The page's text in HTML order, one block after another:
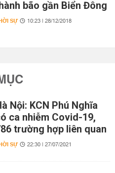
bão gần Biển Đông
SỰ 10:23 | 28/12/2018
Nội: KCN Phú Nghĩa
ca nhiễm Covid-19,
trường hợp liên quan
SỰ 22:30 | 27/07/2021